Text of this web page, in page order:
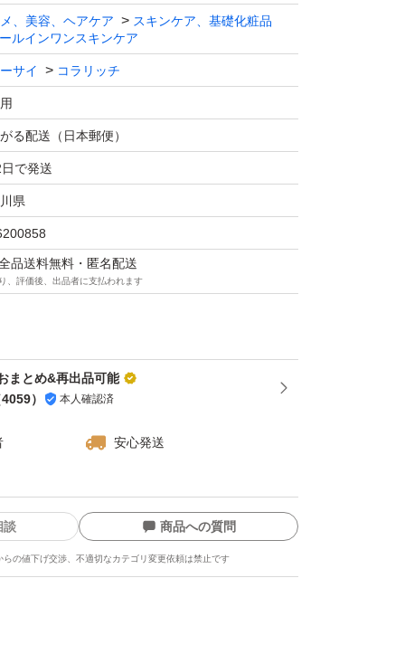
イ コラリッチ
コラリッチ
、美容、ヘアケア
スキンケア、基礎化粧品
ルインワンスキンケア
サイ コラリッチ
る配送（日本郵便）
で発送
県
品送料無料・匿名配送
、評価後、出品者に支払われます
まとめ&再出品可能
4059） 本人確認済
安心発送
談 商品への質問
らの値下げ交渉、不適切なカテゴリ変更依頼は禁止です